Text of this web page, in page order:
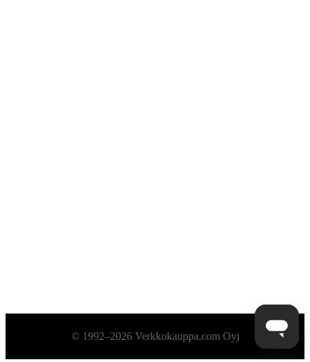
Alatunniste© 1992–2026 Verkkokauppa.com Oyj